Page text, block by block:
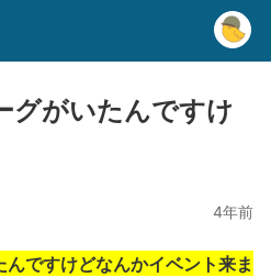
グがいたんですけ
4年前
ですけどなんかイベント来ま